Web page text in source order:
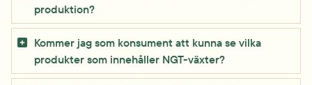
produktion?
Kommer jag som konsument att kunna se vilka
produkter som innehåller NGT-växter?